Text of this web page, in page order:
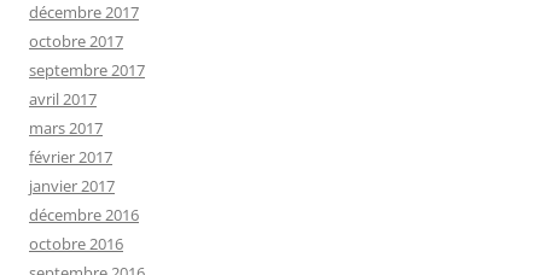
décembre 2017
octobre 2017
septembre 2017
avril 2017
mars 2017
février 2017
janvier 2017
décembre 2016
octobre 2016